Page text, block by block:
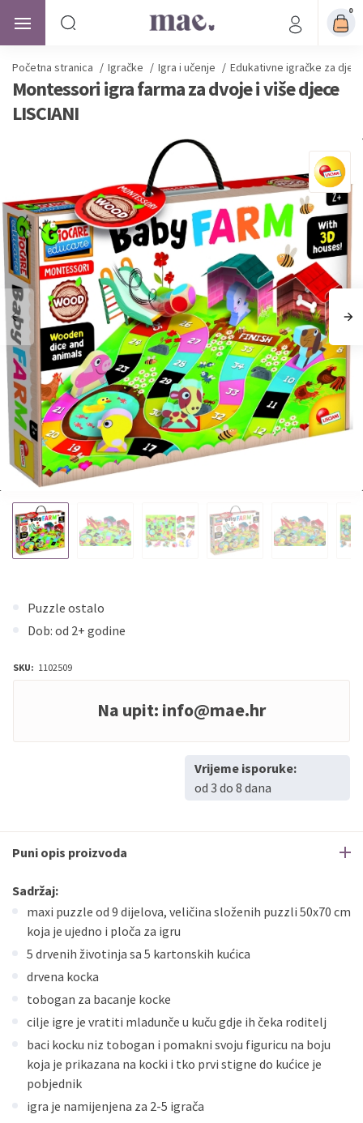
0
Početna stranica / Igračke / Igra i učenje / Edukativne igračke za
Montessori igra farma za dvoje i više djece
LISCIANI
Puzzle ostalo
Dob: od 2+ godine
SKU: 1102509
Na upit: info@mae.hr
Vrijeme isporuke:
od 3 do 8 dana
Puni opis proizvoda
Sadržaj:
maxi puzzle od 9 dijelova, veličina složenih puzzli 50x70 cm
koja je ujedno i ploča za igru
5 drvenih životinja sa 5 kartonskih kućica
drvena kocka
tobogan za bacanje kocke
cilje igre je vratiti mladunče u kuču gdje ih čeka roditelj
baci kocku niz tobogan i pomakni svoju figuricu na boju
koja je prikazana na kocki i tko prvi stigne do kućice je
pobjednik
igra je namijenjena za 2-5 igrača